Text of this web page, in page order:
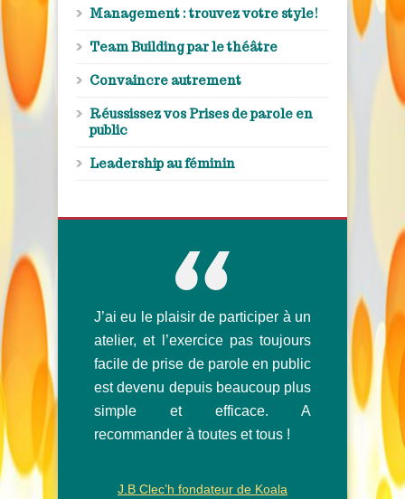
Management : trouvez votre style!
Team Building par le théâtre
Convaincre autrement
Réussissez vos Prises de parole en
public
Leadership au féminin
J’ai eu le plaisir de participer à un
atelier, et l’exercice pas toujours
facile de prise de parole en public
est devenu depuis beaucoup plus
simple et efficace. A
recommander à toutes et tous !
J.B Clec’h fondateur de Koala
Femina